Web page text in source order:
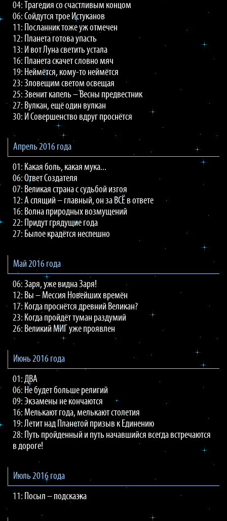
04: Трагедия со счастливым концом
06: Сойдутся трое Истуканов
11: Посланник тоже уж отмечен
12: Планета готова упасть
13: И вот Луна светить устала
16: Планета скачет словно мяч
19: Неймётся, кому-то неймётся
23: Зловещим светом освещая
25: Звенит капель – Весны предвестник
27: Вулкан, ещё один вулкан
30: И Совершенство вдруг проснётся
Апрель 2016 года
01: Какая боль, какая мука...
06: Ответ Создателя
07: Великая страна с судьбой изгоя
12: А спящий – главный, он за ВСЁ в ответе
16: Волна природных возмущений
22: Придут грядущие года
27: Былое крадётся неспешно
Май 2016 года
06: Заря, уже видна Заря!
12: Вы – Мессия Новейших времён
17: Когда проснётся древний Великан?
23: Когда пройдёт туман раздумий
26: Великий МИГ уже проявлен
Июнь 2016 года
01: ДВА
06: Не будет больше религий
09: Экзамены не кончаются
16: Мелькают года, мелькают столетия
19: Летит над Планетой призыв к Единению
28: Путь пройденный и путь начавшийся всегда встречаются
в дороге!
Июль 2016 года
11: Посыл – подсказка